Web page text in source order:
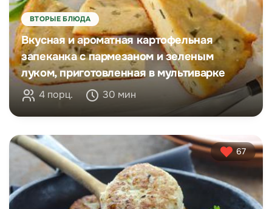
ВТОРЫЕ БЛЮДА
Вкусная и ароматная картофельная
запеканка с пармезаном и зеленым
луком, приготовленная в мультиварке
4 порц. 30 мин
67